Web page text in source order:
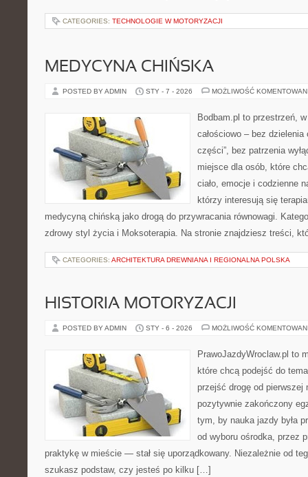
CATEGORIES: TECHNOLOGIE W MOTORYZACJI
MEDYCYNA CHIŃSKA
POSTED BY ADMIN STY - 7 - 2026 MOŻLIWOŚĆ
Bodbam.pl to przestrzeń,
całościowo – bez dzielenia
części”, bez patrzenia
miejsce dla osób, które
ciało, emocje i codzienne
którzy interesują się
medycyną chińską jako drogą do przywracania równowagi.
zdrowy styl życia i Moksoterapia. Na stronie znajdziesz treści,
CATEGORIES: ARCHITEKTURA DREWNIANA I REGIONALNA POLSKA
HISTORIA MOTORYZACJI
POSTED BY ADMIN STY - 6 - 2026 MOŻLIWOŚĆ
PrawoJazdyWroclaw.pl to
które chcą podejść do
przejść drogę od pierwszej
pozytywnie zakończony
tym, by nauka jazdy była
od wyboru ośrodka, przez
praktykę w mieście — stał się uporządkowany. Niezależnie od
szukasz podstaw, czy jesteś po kilku […]